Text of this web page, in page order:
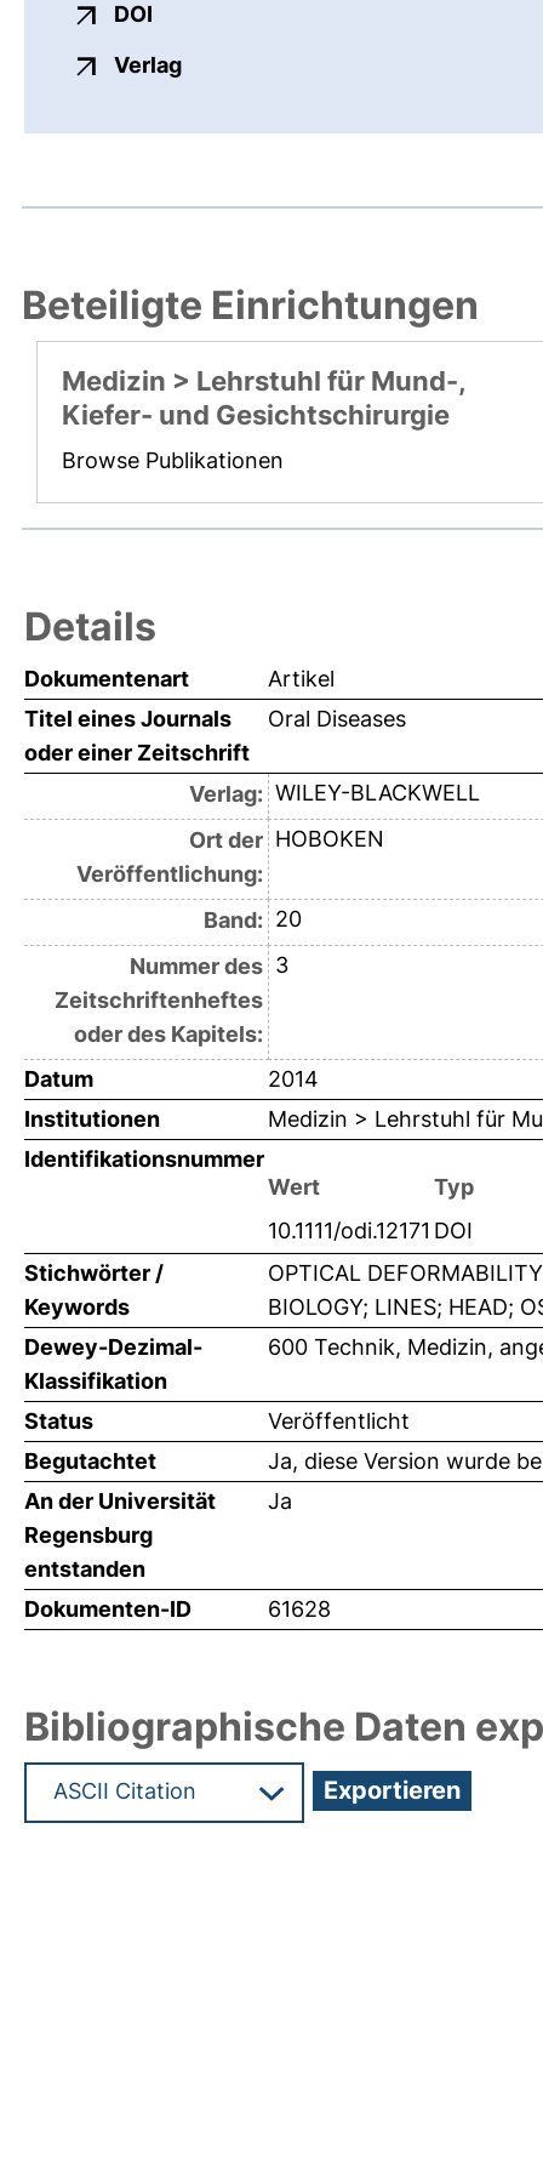
DOI
Verlagexterner Link, öffnet neues
Beteiligte Einrichtungen
Medizin > Lehrstuhl für Mund-,
Kiefer- und Gesichtschirurgie
Browse Publikationen
Details
Dokumentenart
Artikel
Titel eines Journals
oder einer Zeitschrift
Oral Diseases
Verlag: WILEY-BLACKWELL
Ort der
Veröffentlichung:
HOBOKEN
Band: 20
Nummer des
Zeitschriftenheftes
oder des Kapitels:
3
Datum
2014
Institutionen
Medizin > Lehrstuhl für
Identifikationsnummer
Wert
Typ
10.1111/odi.12171 DOI
Stichwörter /
Keywords
OPTICAL
BIOLOGY; LINES; HEAD;
Dewey-Dezimal-
Klassifikation
600 Technik, Medizin,
Status
Veröffentlicht
Begutachtet
Ja, diese Version wurde
An der Universität
Regensburg
entstanden
Ja
Dokumenten-ID 61628
Bibliographische Daten